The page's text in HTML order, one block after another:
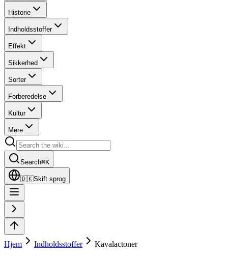
Historie
Indholdsstoffer
Effekt
Sikkerhed
Sorter
Forberedelse
Kultur
Mere
Search⌘K
🇩🇰Skift sprog
Hjem Indholdsstoffer Kavalactoner